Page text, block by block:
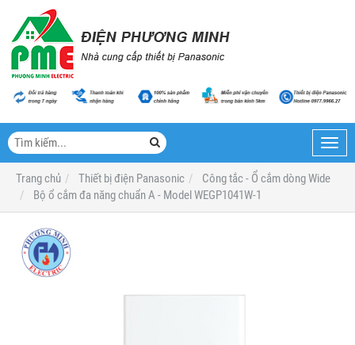
Trang chủ
Thiết bị điện Panasonic
Công tắc - Ổ cắm dòng Wide
Bộ ổ cắm đa năng chuẩn A - Model WEGP1041W-1